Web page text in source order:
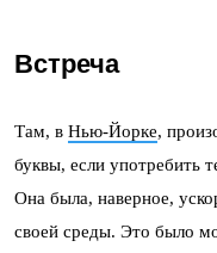
Встреча
Там, в Нью-Йорке,
буквы, если употребить
Она была, наверное,
своей среды. Это было